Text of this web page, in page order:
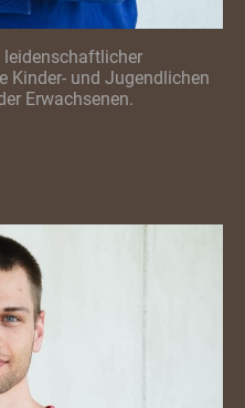
leidenschaftlicher
Kinder- und Jugendlichen
Erwachsenen.